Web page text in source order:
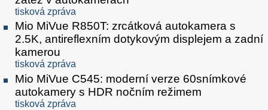
tisková zpráva
Mio MiVue R850T: zrcátková autokamera s
2.5K, antireflexním dotykovým displejem a zadní
kamerou
tisková zpráva
Mio MiVue C545: moderní verze 60snímkové
autokamery s HDR nočním režimem
tisková zpráva